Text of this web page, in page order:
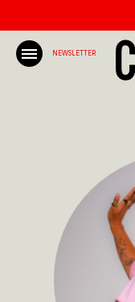
NEWSLETTER